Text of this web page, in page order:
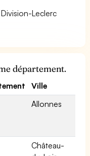
Leclerc
département.
Ville
Allonnes
Château-